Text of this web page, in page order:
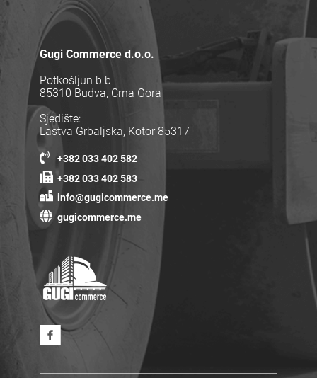
Gugi Commerce d.o.o.
Potkošljun b.b
85310 Budva, Crna Gora
Sjedište:
Lastva Grbaljska, Kotor 85317
+382 033 402 582
+382 033 402 583
info@gugicommerce.me
gugicommerce.me